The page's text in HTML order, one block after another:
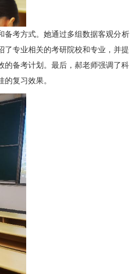
备考方式。她通过多组数据客观分析
了专业相关的考研院校和专业，并提
的备考计划。最后，郝老师强调了科
复习效果。